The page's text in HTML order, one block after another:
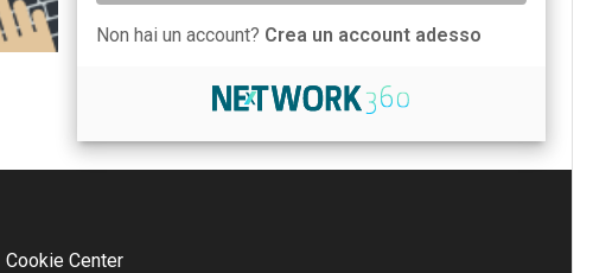
Non hai un account? Crea un account adesso
Cookie Center